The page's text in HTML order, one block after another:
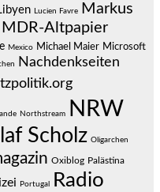
Lucien Favre
Markus
MDR-Altpapier
Mexico Michael Maier Microsoft
Nachdenkseiten
Northstream NRW
Scholz Oligarchen
Oxiblog Palästina
Portugal Radio